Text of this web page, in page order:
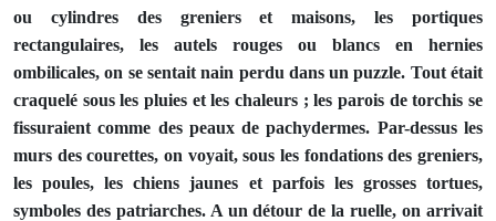
ou cylin­dres des greniers et maisons, les portiques
rectangulaires, les autels rouges ou blancs en hernies
ombilicales, on se sentait nain perdu dans un puzzle. Tout était
craquelé sous les pluies et les chaleurs ; les parois de torchis se
fissuraient comme des peaux de pachydermes. Par-dessus les
murs des courettes, on voyait, sous les fondations des greniers,
les poules, les chiens jaunes et parfois les grosses tortues,
symboles des patriarches. A un détour de la ruelle, on arrivait